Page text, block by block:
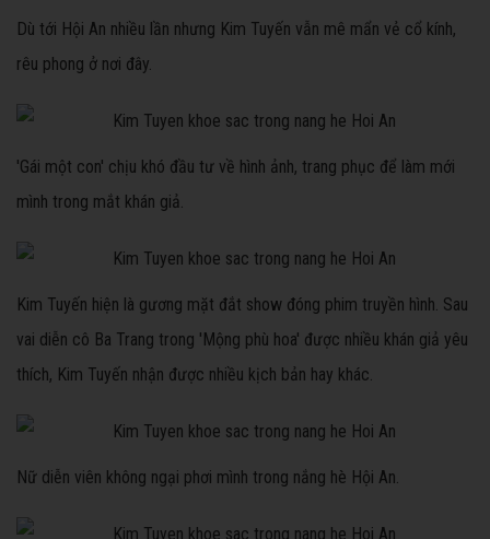
Dù tới Hội An nhiều lần nhưng Kim Tuyến vẫn mê mẩn vẻ cổ kính,
rêu phong ở nơi đây.
'Gái một con' chịu khó đầu tư về hình ảnh, trang phục để làm mới
mình trong mắt khán giả.
Kim Tuyến hiện là gương mặt đắt show đóng phim truyền hình. Sau
vai diễn cô Ba Trang trong 'Mộng phù hoa' được nhiều khán giả yêu
thích, Kim Tuyến nhận được nhiều kịch bản hay khác.
Nữ diễn viên không ngại phơi mình trong nắng hè Hội An.